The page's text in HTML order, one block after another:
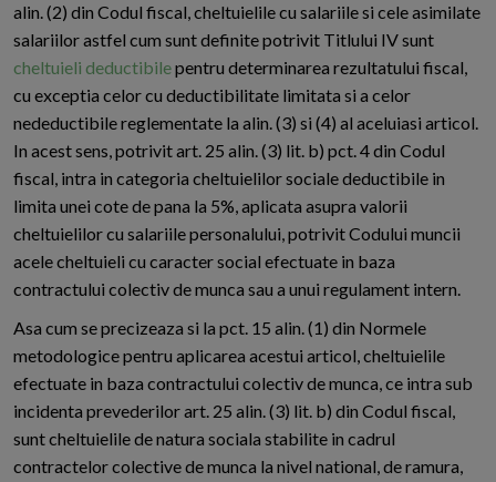
alin. (2) din Codul fiscal, cheltuielile cu salariile si cele asimilate
salariilor astfel cum sunt definite potrivit Titlului IV sunt
cheltuieli deductibilepentru determinarea rezultatului fiscal,
cu exceptia celor cu deductibilitate limitata si a celor
nedeductibile reglementate la alin. (3) si (4) al aceluiasi articol.
In acest sens, potrivit art. 25 alin. (3) lit. b) pct. 4 din Codul
fiscal, intra in categoria cheltuielilor sociale deductibile in
limita unei cote de pana la 5%, aplicata asupra valorii
cheltuielilor cu salariile personalului, potrivit Codului muncii
acele cheltuieli cu caracter social efectuate in baza
contractului colectiv de munca sau a unui regulament intern.
Asa cum se precizeaza si la pct. 15 alin. (1) din Normele
metodologice pentru aplicarea acestui articol, cheltuielile
efectuate in baza contractului colectiv de munca, ce intra sub
incidenta prevederilor art. 25 alin. (3) lit. b) din Codul fiscal,
sunt cheltuielile de natura sociala stabilite in cadrul
contractelor colective de munca la nivel national, de ramura,